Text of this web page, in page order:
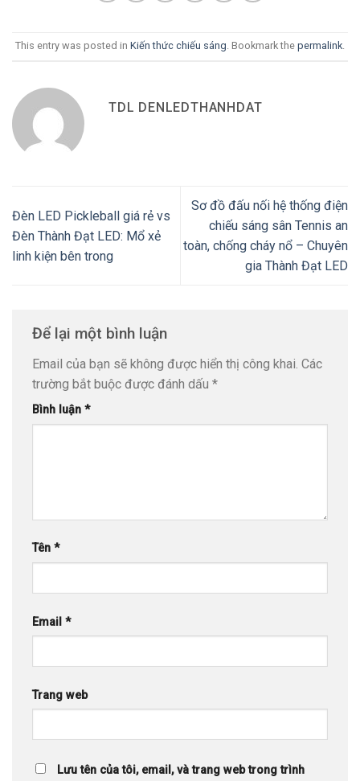
This entry was posted in Kiến thức chiếu sáng. Bookmark the permalink.
TDL DENLEDTHANHDAT
Đèn LED Pickleball giá rẻ vs
Đèn Thành Đạt LED: Mổ xẻ
linh kiện bên trong
Sơ đồ đấu nối hệ thống điện
chiếu sáng sân Tennis an
toàn, chống cháy nổ – Chuyên
gia Thành Đạt LED
Để lại một bình luận
Email của bạn sẽ không được hiển thị công khai. Các
trường bắt buộc được đánh dấu *
Bình luận *
Tên *
Email *
Trang web
Lưu tên của tôi, email, và trang web trong trình